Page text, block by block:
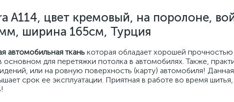
A114, цвет кремовый, на поролоне,
ширина 165см, Турция
автомобильная ткань которая обладает хорошей
основном для перетяжки потолка в автомобилях. Также,
или на ровную поверхность (карту) автомобиля!
срок ее эксплуатации. Приятная в работе во время шитья,